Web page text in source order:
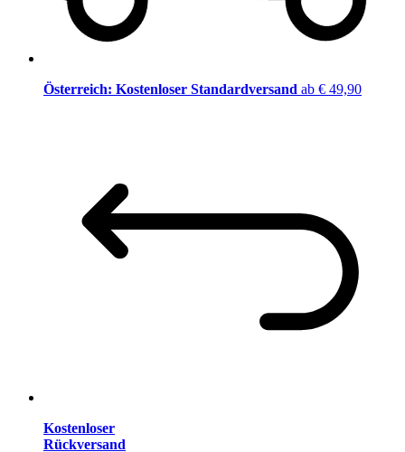
Österreich: Kostenloser Standardversand ab € 49,90
Kostenloser
Rückversand